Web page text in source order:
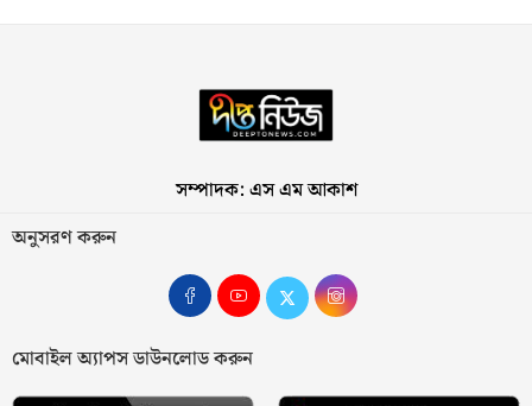
সম্পাদক: এস এম আকাশ
অনুসরণ করুন
মোবাইল অ্যাপস ডাউনলোড করুন